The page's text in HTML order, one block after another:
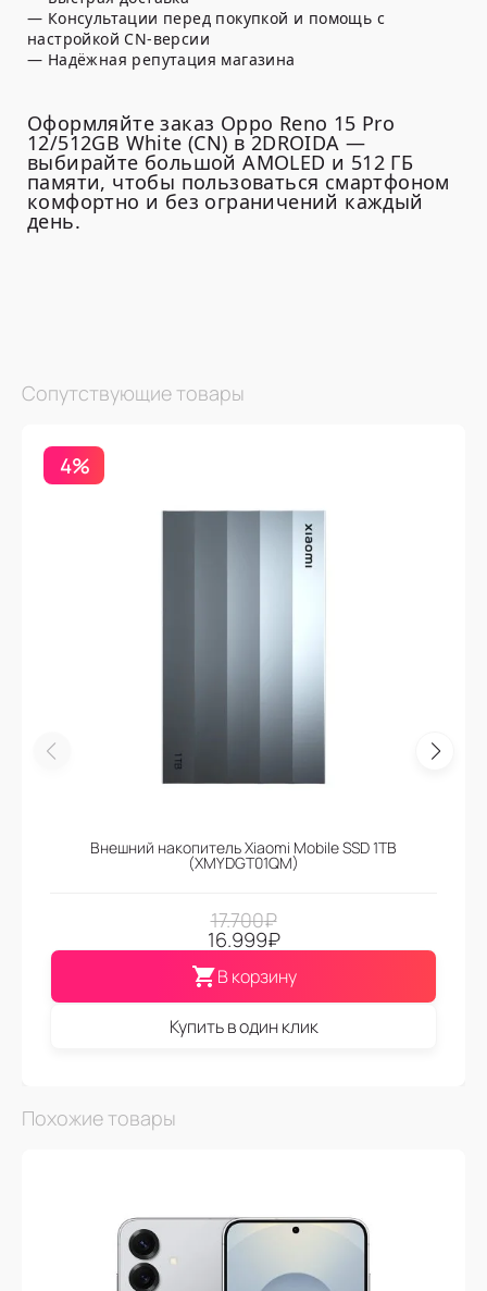
— Консультации перед покупкой и помощь с
настройкой CN-версии
— Надёжная репутация магазина
Оформляйте заказ Oppo Reno 15 Pro
12/512GB White (CN) в 2DROIDA —
выбирайте большой AMOLED и 512 ГБ
памяти, чтобы пользоваться смартфоном
комфортно и без ограничений каждый
день.
Сопутствующие товары
4%
Внешний накопитель Xiaomi Mobile SSD 1TB
(XMYDGT01QM)
17.700₽
16.999₽
В корзину
Купить в один клик
Похожие товары